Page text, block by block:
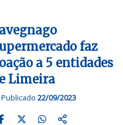
faz
a 5 entidades
Limeira
22/09/2023